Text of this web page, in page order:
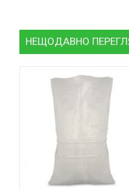
НЕЩОДАВНО